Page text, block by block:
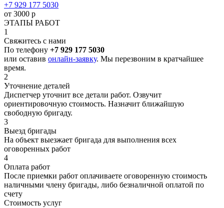
+7 929 177 5030
от 3000 р
ЭТАПЫ РАБОТ
1
Свяжитесь с нами
По телефону +7 929 177 5030
или оставив онлайн-заявку. Мы перезвоним в кратчайшее
время.
2
Уточнение деталей
Диспетчер уточнит все детали работ. Озвучит
ориентировочную стоимость. Назначит ближайшую
свободную бригаду.
3
Выезд бригады
На объект выезжает бригада для выполнения всех
оговоренных работ
4
Оплата работ
После приемки работ оплачиваете оговоренную стоимость
наличными члену бригады, либо безналичной оплатой по
счету
Стоимость услуг